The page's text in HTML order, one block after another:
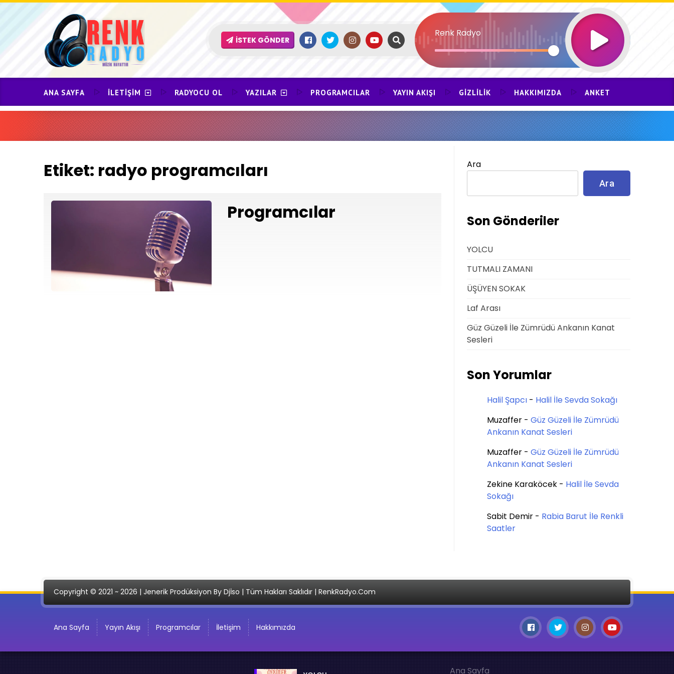
Skip
content
İSTEK GÖNDER
Renk Radyo
ANA SAYFA İLETIŞIM RADYOCU OL YAZILAR PROGRAMCILAR YAYIN AKIŞI GIZLILIK HAKKIMIZDA ANKET
Etiket: radyo programcıları
Programcılar
Ara
Ara
Son Gönderiler
YOLCU
TUTMALI ZAMANI
ÜŞÜYEN SOKAK
Laf Arası
Güz Güzeli İle Zümrüdü Ankanın Kanat
Sesleri
Son Yorumlar
Halil Şapcı - Halil İle Sevda Sokağı
Muzaffer - Güz Güzeli İle Zümrüdü
Ankanın Kanat Sesleri
Muzaffer - Güz Güzeli İle Zümrüdü
Ankanın Kanat Sesleri
Zekine Karaköcek - Halil İle Sevda
Sokağı
Sabit Demir - Rabia Barut İle Renkli
Saatler
Copyright © 2021 ~ 2026 | Jenerik Prodüksiyon By Djİso | Tüm Hakları Saklıdır | RenkRadyo.Com
Ana Sayfa Yayın Akışı Programcılar İletişim Hakkımızda
Ana Sayfa